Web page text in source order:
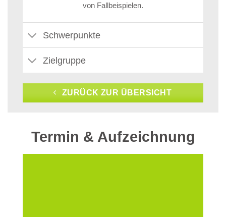
von Fallbeispielen.
Schwerpunkte
Zielgruppe
ZURÜCK ZUR ÜBERSICHT
Termin & Aufzeichnung